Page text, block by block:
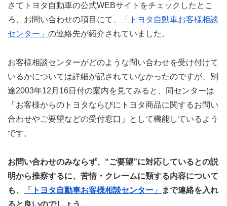
さてトヨタ自動車の公式WEBサイトをチェックしたとこ
ろ、お問い合わせの項目にて、
「トヨタ自動車お客様相談
センター」 の連絡先が紹介されていました。
お客様相談センターがどのような問い合わせを受け付けて
いるかについては詳細が記されていなかったのですが、別
途2003年12月16日付の案内を見てみると、同センターは
「お客様からのトヨタならびにトヨタ商品に関するお問い
合わせやご要望などの受付窓口」として機能しているよう
です。
お問い合わせのみならず、“ご要望”に対応しているとの説
明から推察するに、苦情・クレームに類する内容について
も、
「トヨタ自動車お客様相談センター」
まで連絡を入れ
ると良いのでしょう。